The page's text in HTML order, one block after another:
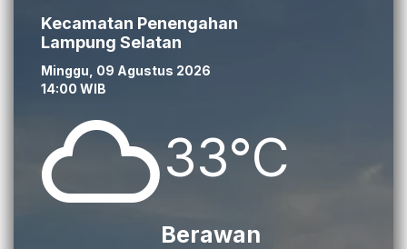
Kecamatan Penengahan
Lampung Selatan
Minggu, 09 Agustus 2026
14:00 WIB
33°C
Berawan